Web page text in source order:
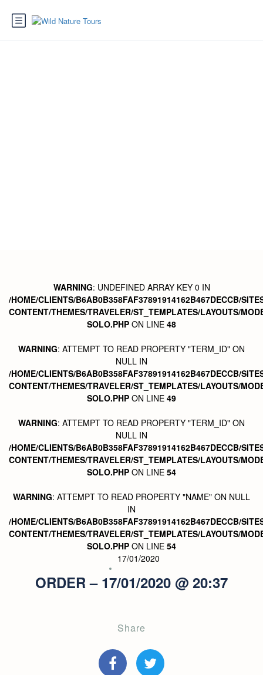
WARNING: UNDEFINED ARRAY KEY 0 IN
/HOME/CLIENTS/B6AB0B358FAF37891914162B467DECCB/
CONTENT/THEMES/TRAVELER/ST_TEMPLATES/LAYOUTS/
SOLO.PHP ON LINE 48
WARNING: ATTEMPT TO READ PROPERTY "TERM_ID" ON
NULL IN
/HOME/CLIENTS/B6AB0B358FAF37891914162B467DECCB/
CONTENT/THEMES/TRAVELER/ST_TEMPLATES/LAYOUTS/
SOLO.PHP ON LINE 49
WARNING: ATTEMPT TO READ PROPERTY "TERM_ID" ON
NULL IN
/HOME/CLIENTS/B6AB0B358FAF37891914162B467DECCB/
CONTENT/THEMES/TRAVELER/ST_TEMPLATES/LAYOUTS/
SOLO.PHP ON LINE 54
WARNING: ATTEMPT TO READ PROPERTY "NAME" ON NULL
IN
/HOME/CLIENTS/B6AB0B358FAF37891914162B467DECCB/
CONTENT/THEMES/TRAVELER/ST_TEMPLATES/LAYOUTS/
SOLO.PHP ON LINE 54
17/01/2020
ORDER – 17/01/2020 @ 20:37
Share